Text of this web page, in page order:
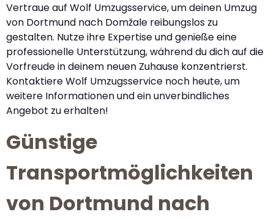
Vertraue auf Wolf Umzugsservice, um deinen Umzug
von Dortmund nach Domžale reibungslos zu
gestalten. Nutze ihre Expertise und genieße eine
professionelle Unterstützung, während du dich auf die
Vorfreude in deinem neuen Zuhause konzentrierst.
Kontaktiere Wolf Umzugsservice noch heute, um
weitere Informationen und ein unverbindliches
Angebot zu erhalten!
Günstige
Transportmöglichkeiten
von Dortmund nach